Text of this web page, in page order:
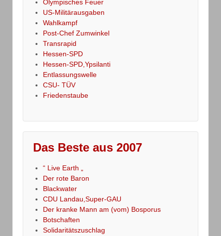
Olympisches Feuer
US-Militärausgaben
Wahlkampf
Post-Chef Zumwinkel
Transrapid
Hessen-SPD
Hessen-SPD,Ypsilanti
Entlassungswelle
CSU- TÜV
Friedenstaube
Das Beste aus 2007
“ Live Earth „
Der rote Baron
Blackwater
CDU Landau,Super-GAU
Der kranke Mann am (vom) Bosporus
Botschaften
Solidaritätszuschlag